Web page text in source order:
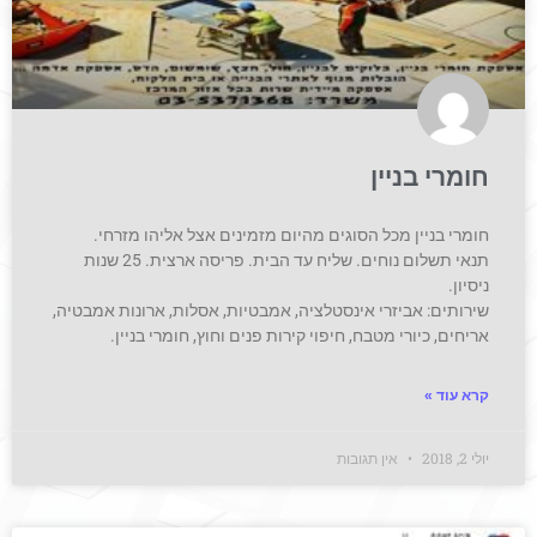
חומרי בניין
חומרי בניין מכל הסוגים מהיום מזמינים אצל אליהו מזרחי.
תנאי תשלום נוחים. שליח עד הבית. פריסה ארצית. 25 שנות
ניסיון.
שירותים: אביזרי אינסטלציה, אמבטיות, אסלות, ארונות אמבטיה,
אריחים, כיורי מטבח, חיפוי קירות פנים וחוץ, חומרי בניין.
קרא עוד »
יולי 2, 2018 אין תגובות